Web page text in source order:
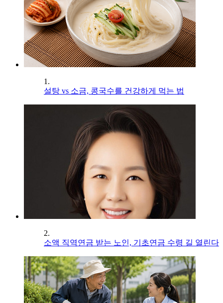
1.
설탕 vs 소금, 콩국수를 건강하게 먹는 법
2.
소액 직역연금 받는 노인, 기초연금 수령 길 열린다